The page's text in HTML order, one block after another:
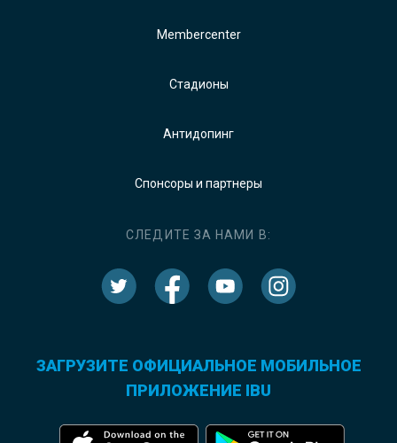
Membercenter
Стадионы
Антидопинг
Спонсоры и партнеры
СЛЕДИТЕ ЗА НАМИ В:
ЗАГРУЗИТЕ ОФИЦИАЛЬНОЕ МОБИЛЬНОЕ
ПРИЛОЖЕНИЕ IBU